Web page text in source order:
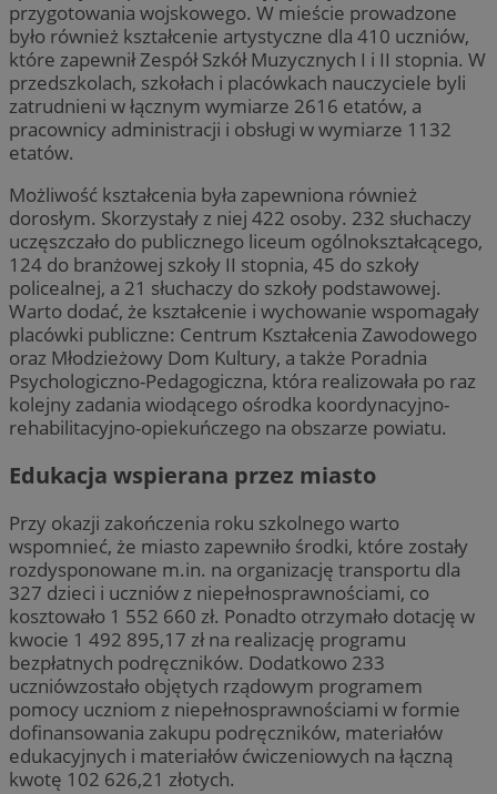
przygotowania wojskowego. W mieście prowadzone
było również kształcenie artystyczne dla 410 uczniów,
które zapewnił Zespół Szkół Muzycznych I i II stopnia. W
przedszkolach, szkołach i placówkach nauczyciele byli
zatrudnieni w łącznym wymiarze 2616 etatów, a
pracownicy administracji i obsługi w wymiarze 1132
etatów.
Możliwość kształcenia była zapewniona również
dorosłym. Skorzystały z niej 422 osoby. 232 słuchaczy
uczęszczało do publicznego liceum ogólnokształcącego,
124 do branżowej szkoły II stopnia, 45 do szkoły
policealnej, a 21 słuchaczy do szkoły podstawowej.
Warto dodać, że kształcenie i wychowanie wspomagały
placówki publiczne: Centrum Kształcenia Zawodowego
oraz Młodzieżowy Dom Kultury, a także Poradnia
Psychologiczno-Pedagogiczna, która realizowała po raz
kolejny zadania wiodącego ośrodka koordynacyjno-
rehabilitacyjno-opiekuńczego na obszarze powiatu.
Edukacja wspierana przez miasto
Przy okazji zakończenia roku szkolnego warto
wspomnieć, że miasto zapewniło środki, które zostały
rozdysponowane m.in. na organizację transportu dla
327 dzieci i uczniów z niepełnosprawnościami, co
kosztowało 1 552 660 zł. Ponadto otrzymało dotację w
kwocie 1 492 895,17 zł na realizację programu
bezpłatnych podręczników. Dodatkowo 233
uczniówzostało objętych rządowym programem
pomocy uczniom z niepełnosprawnościami w formie
dofinansowania zakupu podręczników, materiałów
edukacyjnych i materiałów ćwiczeniowych na łączną
kwotę 102 626,21 złotych.